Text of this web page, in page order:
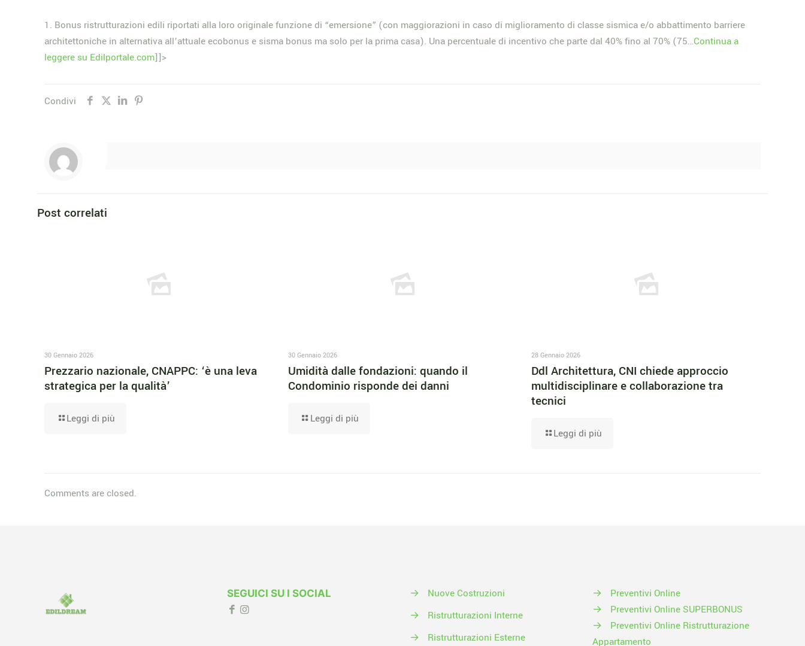
1. Bonus ristrutturazioni edili riportati alla loro originale funzione di “emersione” (con maggiorazioni in caso di miglioramento di classe sismica e/o abbattimento barriere
architettoniche in alternativa all’attuale ecobonus e sisma bonus ma solo per la prima casa). Una percentuale di incentivo che parte dal 40% fino al 70% (75…Continua a
leggere su Edilportale.com]]>
Condivi
Post correlati
30 Gennaio 2026
Prezzario nazionale, CNAPPC: ‘è una leva
strategica per la qualità’
Leggi di più
30 Gennaio 2026
Umidità dalle fondazioni: quando il
Condominio risponde dei danni
Leggi di più
28 Gennaio 2026
Ddl Architettura, CNI chiede approccio
multidisciplinare e collaborazione tra
tecnici
Leggi di più
Comments are closed.
SEGUICI SU I SOCIAL →
Nuove Costruzioni
→
Ristrutturazioni Interne
→
Ristrutturazioni Esterne
→
Preventivi Online
→
Preventivi Online SUPERBONUS
→
Preventivi Online Ristrutturazione
Appartamento